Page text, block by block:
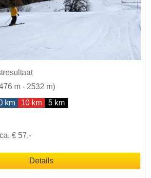
m - 2532 m)
km 10 km 5 km
€ 57,-
Details